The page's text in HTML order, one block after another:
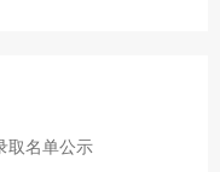
取名单公示